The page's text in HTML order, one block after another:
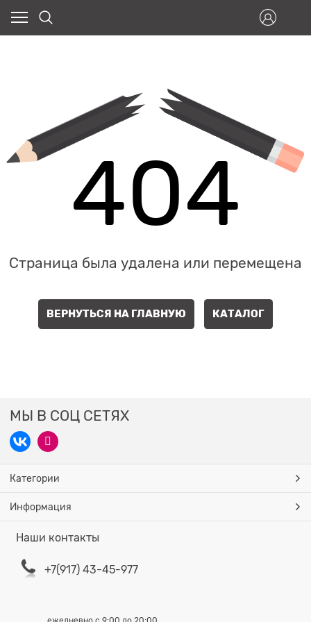
404
Страница была удалена или перемещена
ВЕРНУТЬСЯ НА ГЛАВНУЮ КАТАЛОГ
МЫ В СОЦ СЕТЯХ
Категории
Информация
Наши контакты
+7(917) 43-45-977